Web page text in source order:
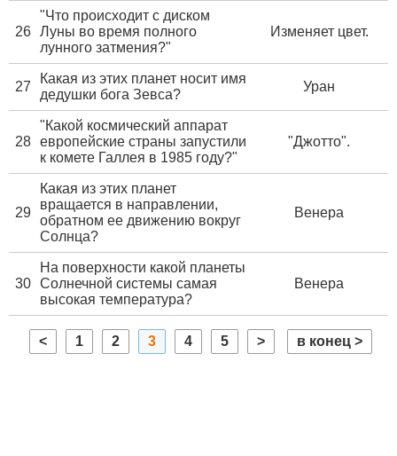
26
"Что происходит с диском
Луны во время полного
лунного затмения?"
Изменяет цвет.
27
Какая из этих планет носит имя
дедушки бога Зевса?
Уран
28
"Какой космический аппарат
европейские страны запустили
к комете Галлея в 1985 году?"
"Джотто".
29
Какая из этих планет
вращается в направлении,
обратном ее движению вокруг
Солнца?
Венера
30
На поверхности какой планеты
Солнечной системы самая
высокая температура?
Венера
< 1 2 3 4 5 > в конец >